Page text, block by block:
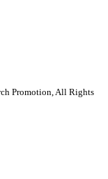
Promotion, All Rights